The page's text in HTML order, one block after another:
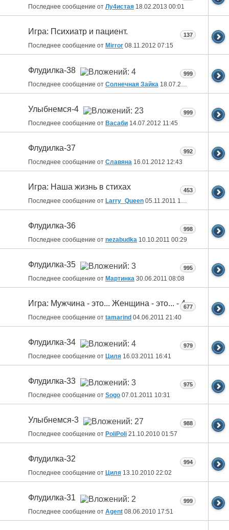
Последнее сообщение от Лу4истая 18.02.2013 00:01
Игра: Психиатр и пациент.
Последнее сообщение от Mirror 08.11.2012 07:15
137
Флудилка-38
Последнее сообщение от Солнечная Зайка 18.07.2012
999
Улыбнемся-4
Последнее сообщение от Васаби 14.07.2012 11:45
999
Флудилка-37
Последнее сообщение от Славяна 16.01.2012 12:43
992
Игра: Наша жизнь в стихах
Последнее сообщение от Larry_Queen 05.11.2011 15:19
453
Флудилка-36
Последнее сообщение от nezabudka 10.10.2011 00:29
998
Флудилка-35
Последнее сообщение от Мартинка 30.06.2011 08:08
995
Игра: Мужчина - это... Женщина - это... - 4
Последнее сообщение от tamarind 04.06.2011 21:40
677
Флудилка-34
Последнее сообщение от Циля 16.03.2011 16:41
979
Флудилка-33
Последнее сообщение от Sogo 07.01.2011 10:31
975
Улыбнемся-3
Последнее сообщение от PoliPoli 21.10.2010 01:57
988
Флудилка-32
Последнее сообщение от Циля 13.10.2010 22:02
994
Флудилка-31
Последнее сообщение от Agent 08.06.2010 17:51
999